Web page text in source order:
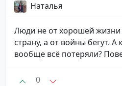
Наталья
Люди не от хорошей жизни
страну, а от войны бегут.
вообще всё потеряли?
0